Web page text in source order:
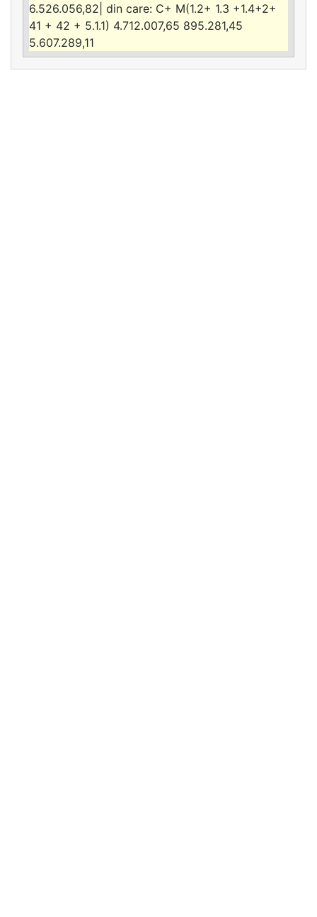
6.526.056,82| din care: C+ M(1.2+ 1.3 +1.4+2+
41 + 42 + 5.1.1) 4.712.007,65 895.281,45
5.607.289,11